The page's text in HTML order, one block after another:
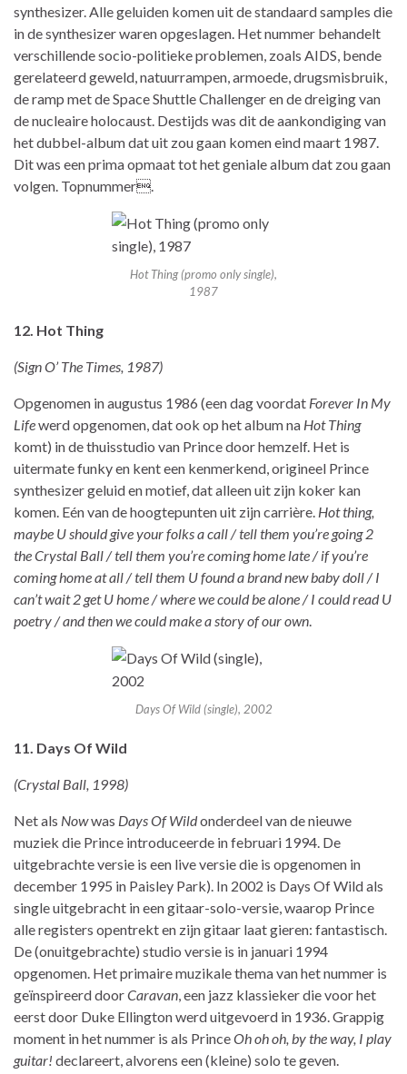
synthesizer. Alle geluiden komen uit de standaard samples die
in de synthesizer waren opgeslagen. Het nummer behandelt
verschillende socio-politieke problemen, zoals AIDS, bende
gerelateerd geweld, natuurrampen, armoede, drugsmisbruik,
de ramp met de Space Shuttle Challenger en de dreiging van
de nucleaire holocaust. Destijds was dit de aankondiging van
het dubbel-album dat uit zou gaan komen eind maart 1987.
Dit was een prima opmaat tot het geniale album dat zou gaan
volgen. Topnummer.
Hot Thing (promo only single),
1987
12. Hot Thing
(Sign O’ The Times, 1987)
Opgenomen in augustus 1986 (een dag voordat Forever In My
Lifewerd opgenomen, dat ook op het album na Hot Thing
komt) in de thuisstudio van Prince door hemzelf. Het is
uitermate funky en kent een kenmerkend, origineel Prince
synthesizer geluid en motief, dat alleen uit zijn koker kan
komen. Eén van de hoogtepunten uit zijn carrière. Hot thing,
maybe U should give your folks a call / tell them you’re going 2
the Crystal Ball / tell them you’re coming home late / if you’re
coming home at all / tell them U found a brand new baby doll / I
can’t wait 2 get U home / where we could be alone / I could read U
poetry / and then we could make a story of our own.
Days Of Wild (single), 2002
11. Days Of Wild
(Crystal Ball, 1998)
Net als Nowwas Days Of Wildonderdeel van de nieuwe
muziek die Prince introduceerde in februari 1994. De
uitgebrachte versie is een live versie die is opgenomen in
december 1995 in Paisley Park). In 2002 is Days Of Wild als
single uitgebracht in een gitaar-solo-versie, waarop Prince
alle registers opentrekt en zijn gitaar laat gieren: fantastisch.
De (onuitgebrachte) studio versie is in januari 1994
opgenomen. Het primaire muzikale thema van het nummer is
geïnspireerd doorCaravan, een jazz klassieker die voor het
eerst door Duke Ellington werd uitgevoerd in 1936. Grappig
moment in het nummer is als PrinceOh oh oh, by the way, I play
guitar! declareert, alvorens een (kleine) solo te geven.